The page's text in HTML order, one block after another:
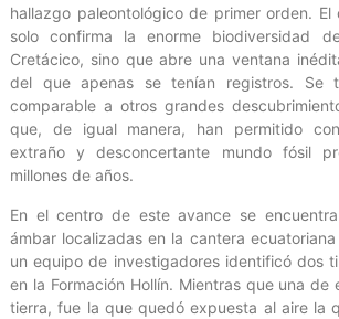
hallazgo paleontológico de primer orden. El
solo confirma la enorme biodiversidad
Cretácico, sino que abre una ventana
del que apenas se tenían registros. Se
comparable a otros grandes
que, de igual manera, han permitido
extraño y desconcertante mundo fósil
millones de años.
En el centro de este avance se
ámbar localizadas en la cantera
un equipo de investigadores identificó dos
en la Formación Hollín. Mientras que una de
tierra, fue la que quedó expuesta al aire la